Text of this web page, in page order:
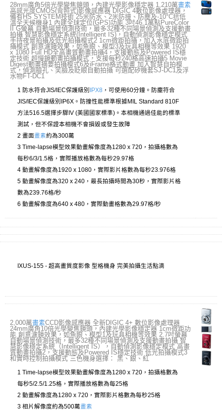
28mm廣角5倍光學變焦鏡頭，內建光學影像穩定器 1,210萬畫素
高感光度CMOS(背照式)影像感應器 DIGIC 4數位影像處理器，
備有HS SYSTEM技術 25米防水、2米防撞、防塵及-10°C抗低
溫全天候機身1 內建全球定位(GPS)功能 3吋46.1萬點PureColor
II G螢幕 自動場景偵測技術，最多32種不同場景偵測及支援動畫
拍攝 智慧影像穩定系統(Intelligent IS)，自動偵測影像穩定模式
手持夜景拍攝及低光拍攝模式2 1cm微距拍攝，加入水底微距拍
攝模式 創意濾鏡效果，如魚眼、模型3及玩具相機等效果 1920
x 1080 Full HD全高畫質動畫拍攝4，支援動態及Powered IS穩
定技術 超慢鏡動畫拍攝模式，支援每秒240格高速拍攝5 Movie
Digest動畫摘要拍攝模式6及iFrame格式動畫 加入智慧自拍模
式，偵測臉孔、笑臉及眨眼自動拍攝 可選配矽機套SJ-DC1及浮
水物FT-DC1
1 防水符合JIS/IEC保護級別 IPX8 ，可使用60分鐘。防塵符合
JIS/IEC保護級別IP6X。防撞性能標準根據MIL Standard 810F
方法516.5選擇步驟IV (美國國家標準)。本相機通過佳能的標準
測試，但不保證本相機不會損毀或發生故障
2 畫面畫素約為300萬
3 Time-lapse模型效果動畫解像度為1280 x 720，拍攝格數為
每秒6/3/1.5格，實際播放格數為每秒29.97格
4 動畫解像度為1920 x 1080，實際影片格數為每秒23.976格
5 動畫解像度為320 x 240，最長拍攝時間為30秒，實際影片格
數為239.76格/秒
6 動畫解像度為640 x 480，實際動畫格數為29.97格/秒
IXUS-155 - 超高畫質度影像 型格機身 完美拍攝生活點滴
2,000萬畫素CCD影像感應器 全新DIGIC 4+ 數位影像處理器
24mm廣角10倍光學變焦鏡頭，內建光學影像穩定器 1cm微距功
能 創意濾鏡效果，如魚眼、模型1及玩具相機等效果 2.7吋螢幕
自動場景偵測技術，最多32種不同場景偵測及支援動畫拍攝 智
慧影像穩定系統（Intelligent IS），自動偵測影像穩定模式 高畫
質動畫拍攝2，支援動態及Powered IS穩定技術 低光拍攝模式3
和實時控制拍攝模式 三色機身選擇： 黑、銀、紅
1 Time-lapse模型效果動畫解像度為1280 x 720，拍攝格數為
每秒5/2.5/1.25格，實際播放格數為每25格
2 動畫解像度為1280 x 720，實際影片格數為每秒25格
3 相片解像度約為500萬畫素